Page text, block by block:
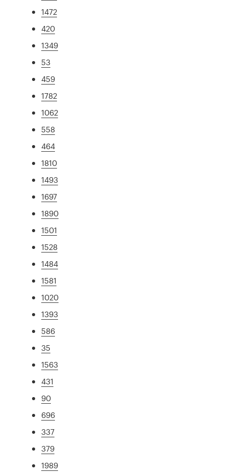
1472
420
1349
53
459
1782
1062
558
464
1810
1493
1697
1890
1501
1528
1484
1581
1020
1393
586
35
1563
431
90
696
337
379
1989